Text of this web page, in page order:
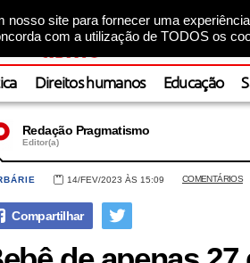
nosso site para fornecer uma
com a utilização de TODOS os
Direitos humanos Educação
Redação Pragmatismo
Editor(a)
14/FEV/2023 ÀS 15:09 COMENTÁRIOS